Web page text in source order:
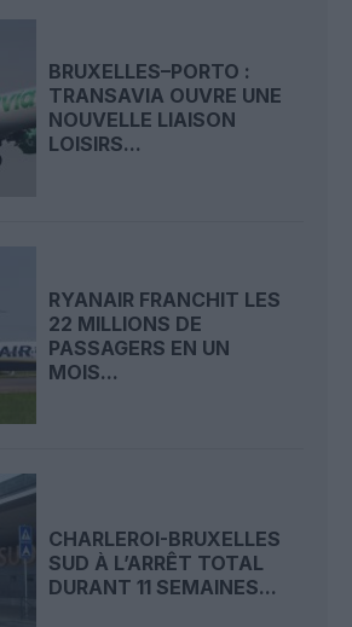
BRUXELLES–PORTO :
TRANSAVIA OUVRE UNE
NOUVELLE LIAISON
LOISIRS...
RYANAIR FRANCHIT LES
22 MILLIONS DE
PASSAGERS EN UN
MOIS...
CHARLEROI-BRUXELLES
SUD À L’ARRÊT TOTAL
DURANT 11 SEMAINES...